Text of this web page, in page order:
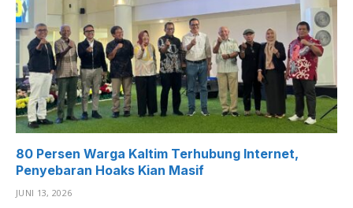
80 Persen Warga Kaltim Terhubung Internet,
Penyebaran Hoaks Kian Masif
JUNI 13, 2026